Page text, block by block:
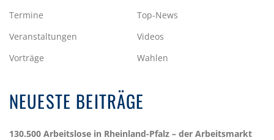
Termine
Top-News
Veranstaltungen
Videos
Vorträge
Wahlen
NEUESTE BEITRÄGE
130.500 Arbeitslose in Rheinland-Pfalz – der Arbeitsmarkt